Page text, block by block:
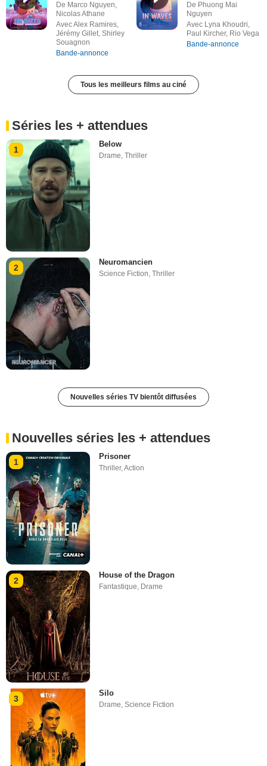
De Marco Nguyen,
Nicolas Athane
Avec Alex Ramires,
Jérémy Gillet, Shirley
Souagnon
Bande-annonce
De Phuong Mai
Nguyen
Avec Lyna Khoudri,
Paul Kircher, Rio Vega
Bande-annonce
Tous les meilleurs films au ciné
Séries les + attendues
1
Below
Drame ,Thriller
2
Neuromancien
Science Fiction,Thriller
Nouvelles séries TV bientôt diffusées
Nouvelles séries les + attendues
1
Prisoner
Thriller,Action
2
House of the Dragon
Fantastique Drame
3
Silo
Drame,Science Fiction